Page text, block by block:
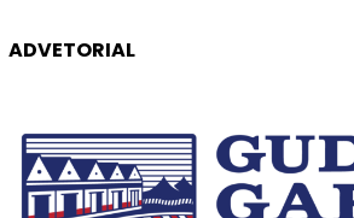
ADVETORIAL